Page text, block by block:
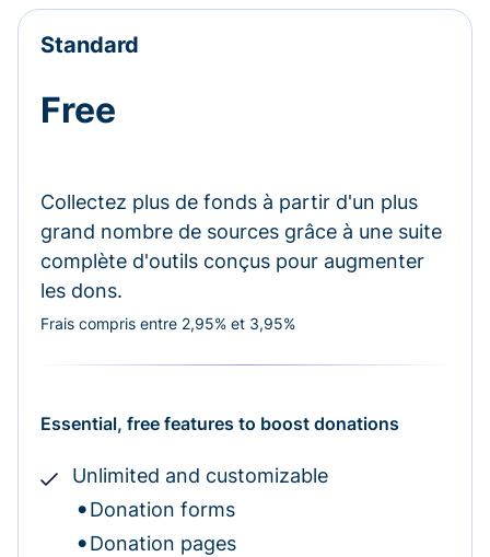
Standard
Free
Collectez plus de fonds à partir d'un plus
grand nombre de sources grâce à une suite
complète d'outils conçus pour augmenter
les dons.
Frais compris entre 2,95% et 3,95%
Essential, free features to boost donations
Unlimited and customizable
Donation forms
Donation pages